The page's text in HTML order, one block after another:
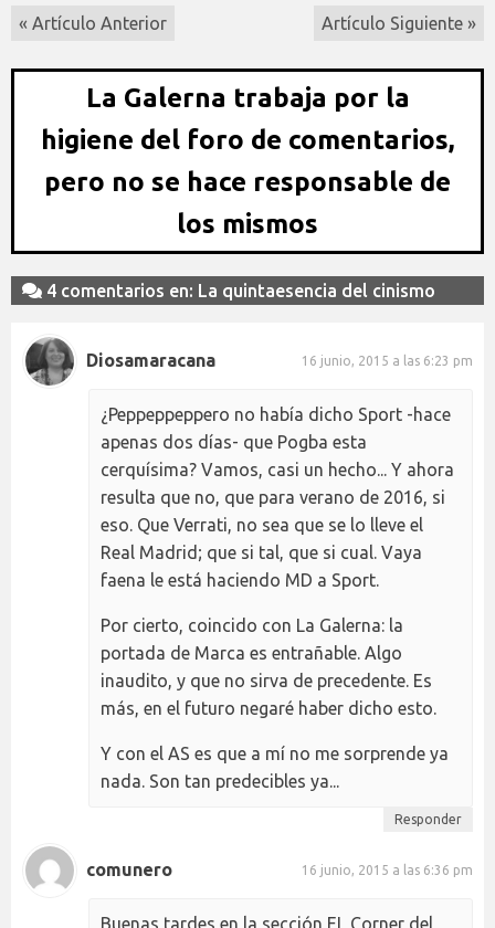
« Artículo Anterior Artículo Siguiente »
La Galerna trabaja por la
higiene del foro de comentarios,
pero no se hace responsable de
los mismos
4 comentarios en: La quintaesencia del cinismo
Diosamaracana 16 junio, 2015 a las 6:23 pm
¿Peppeppeppero no había dicho Sport -hace
apenas dos días- que Pogba esta
cerquísima? Vamos, casi un hecho... Y ahora
resulta que no, que para verano de 2016, si
eso. Que Verrati, no sea que se lo lleve el
Real Madrid; que si tal, que si cual. Vaya
faena le está haciendo MD a Sport.
Por cierto, coincido con La Galerna: la
portada de Marca es entrañable. Algo
inaudito, y que no sirva de precedente. Es
más, en el futuro negaré haber dicho esto.
Y con el AS es que a mí no me sorprende ya
nada. Son tan predecibles ya...
Responder
comunero 16 junio, 2015 a las 6:36 pm
Buenas tardes en la sección EL Corner del